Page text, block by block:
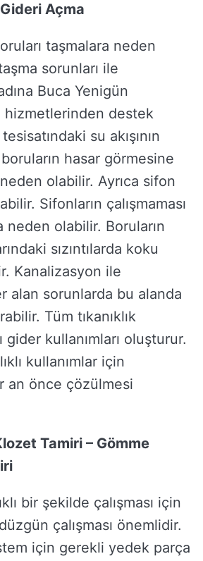
Açma
taşmalara neden
sorunları ile
Buca Yenigün
hizmetlerinden destek
su akışının
hasar görmesine
olabilir. Ayrıca sifon
Sifonların çalışmaması
neden olabilir. Boruların
sızıntılarda koku
Kanalizasyon ile
alan sorunlarda bu alanda
Tüm tıkanıklık
gider kullanımları oluşturur.
kullanımlar için
an önce çözülmesi
Tamiri – Gömme
bir şekilde çalışması için
çalışması önemlidir.
için gerekli yedek parça